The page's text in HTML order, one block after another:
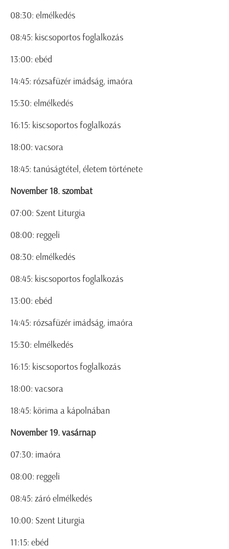
08:30: elmélkedés
08:45: kiscsoportos foglalkozás
13:00: ebéd
14:45: rózsafüzér imádság, imaóra
15:30: elmélkedés
16:15: kiscsoportos foglalkozás
18:00: vacsora
18:45: tanúságtétel, életem története
November 18. szombat
07:00: Szent Liturgia
08:00: reggeli
08:30: elmélkedés
08:45: kiscsoportos foglalkozás
13:00: ebéd
14:45: rózsafüzér imádság, imaóra
15:30: elmélkedés
16:15: kiscsoportos foglalkozás
18:00: vacsora
18:45: körima a kápolnában
November 19. vasárnap
07:30: imaóra
08:00: reggeli
08:45: záró elmélkedés
10:00: Szent Liturgia
11:15: ebéd